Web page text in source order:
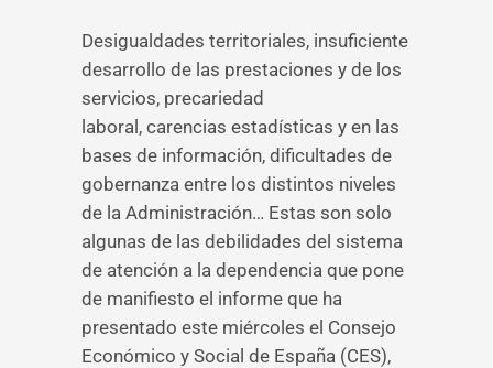
Desigualdades territoriales, insuficiente
desarrollo de las prestaciones y de los
servicios, precariedad
laboral, carencias estadísticas y en las
bases de información, dificultades de
gobernanza entre los distintos niveles
de la Administración… Estas son solo
algunas de las debilidades del sistema
de atención a la dependencia que pone
de manifiesto el informe que ha
presentado este miércoles el Consejo
Económico y Social de España (CES),